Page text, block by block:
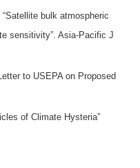
bulk atmospheric
sensitivity”. Asia-Pacific J
to USEPA on Proposed
of Climate Hysteria”